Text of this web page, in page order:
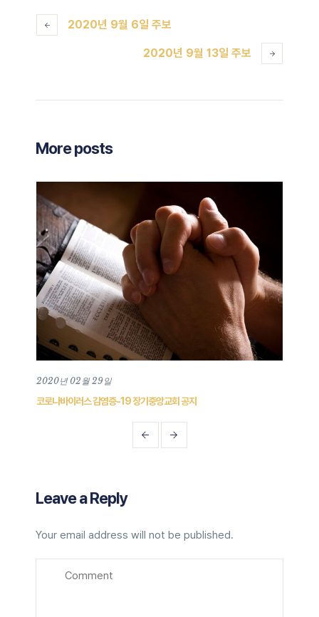
2020년 9월 6일 주보
2020년 9월 13일 주보
More posts
2020년 02월 29일
코로나바이러스 감염증-19 장기중앙교회 공지
Leave a Reply
Your email address will not be published.